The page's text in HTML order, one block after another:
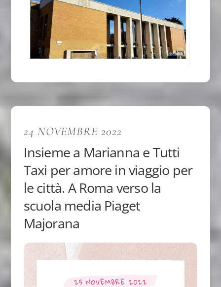
24 NOVEMBRE 2022
Insieme a Marianna e Tutti
Taxi per amore in viaggio per
le città. A Roma verso la
scuola media Piaget
Majorana